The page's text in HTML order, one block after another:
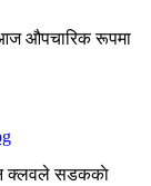
औपचारिक रूपमा
क्लवले सडककाे